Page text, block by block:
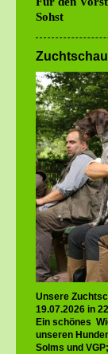
Sohst
Unsere
19.07.2026 in
Ein schönes
unseren
Solms und